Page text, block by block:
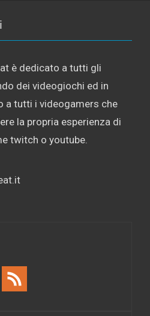
è dedicato a tutti gli
dei videogiochi ed in
a tutti i videogamers che
la propria esperienza di
twitch o youtube.